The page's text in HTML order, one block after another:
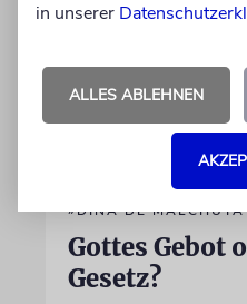
»DINA DE
Gottes Gebot
Gesetz?
in unserer
ALLES ABLEHNEN